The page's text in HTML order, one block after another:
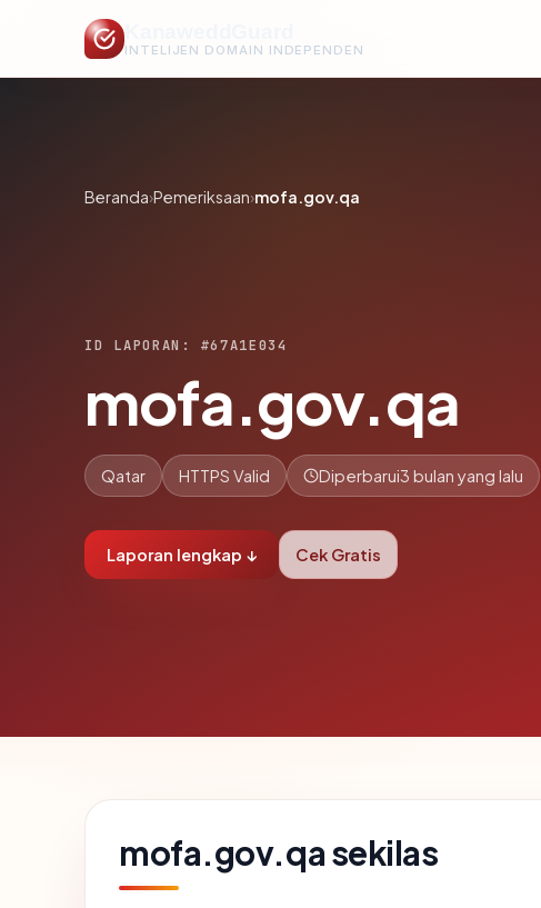
INTELIJEN DOMAIN INDEPENDEN
Beranda›Pemeriksaan›mofa.gov.qa
ID LAPORAN: #67A1E034
mofa.gov.qa
Qatar HTTPS Valid Diperbarui3 bulan yang lalu
Laporan lengkap ↓ Cek Gratis
mofa.gov.qa sekilas